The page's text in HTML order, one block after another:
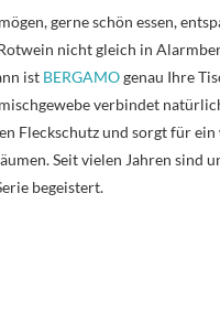
gerne schön essen,
nicht gleich in
ist BERGAMOgenau Ihre
verbindet
Fleckschutz und sorgt für
Seit vielen Jahren sind
begeistert.